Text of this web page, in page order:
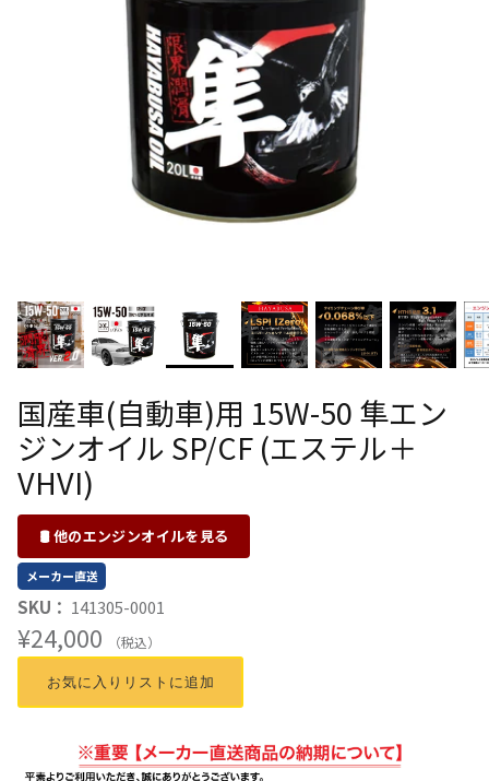
国産車(自動車)用 15W-50 隼エン
ジンオイル SP/CF (エステル＋
VHVI)
🛢 他のエンジンオイルを見る
メーカー直送
SKU： 141305-0001
¥24,000 （税込）
お気に入りリストに追加